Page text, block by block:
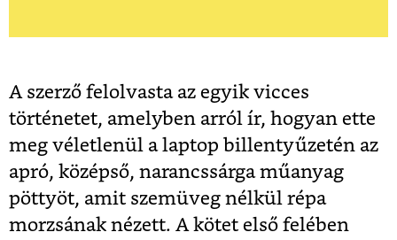
A szerző felolvasta az egyik vicces
történetet, amelyben arról ír, hogyan ette
meg véletlenül a laptop billentyűzetén az
apró, középső, narancssárga műanyag
pöttyöt, amit szemüveg nélkül répa
morzsának nézett. A kötet első felében